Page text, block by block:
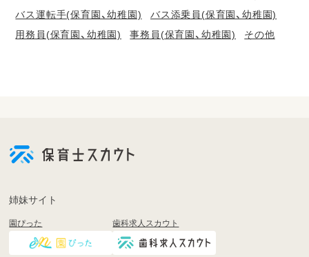
バス運転手(保育園、幼稚園)
バス添乗員(保育園、幼稚園)
用務員(保育園、幼稚園)
事務員(保育園、幼稚園) その他
登
く
姉妹サイト
園ぴった 歯科求人スカウト